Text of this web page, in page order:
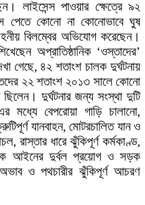
লাইসেন্স পাওয়ার ক্ষেত্রে ৯২
পেতে কোনো না কোনোভাবে ঘুষ
বিলম্বের অভিযোগ করেছেন।
অপ্রাতিষ্ঠানিক ‘ওস্তাদের’
গেছে, ৪২ শতাংশ চালক দুর্ঘটনায়
২২ শতাংশ ২০১৩ সালে কোনো
দুর্ঘটনার জন্য সংস্থা দুটি
মধ্যে বেপরোয়া গাড়ি চালানো,
যানবাহন, মোটরচালিত যান ও
রাস্তার ধারে ঝুঁকিপূর্ণ কর্মকাণ্ড,
আইনের দুর্বল প্রয়োগ ও সড়ক
অভাব ও পথচারীর ঝুঁকিপূর্ণ আচরণ